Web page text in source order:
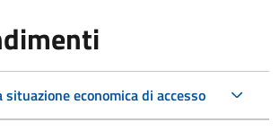
economica di accesso